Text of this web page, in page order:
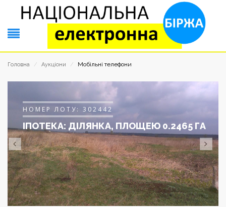
Головна / Аукціони / Мобільні телефони
НОМЕР ЛОТУ: 302442
ІПОТЕКА: ДІЛЯНКА, ПЛОЩЕЮ 0.2465 ГА